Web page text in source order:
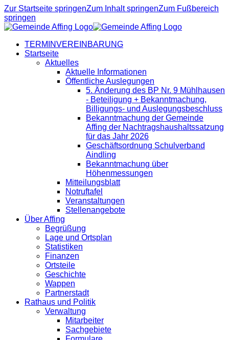
Zur Startseite springenZum Inhalt springenZum Fußbereich
springen
TERMINVEREINBARUNG
Startseite
Aktuelles
Aktuelle Informationen
Öffentliche Auslegungen
5. Änderung des BP Nr. 9 Mühlhausen
- Beteiligung + Bekanntmachung,
Billigungs- und Auslegungsbeschluss
Bekanntmachung der Gemeinde
Affing der Nachtragshaushaltssatzung
für das Jahr 2026
Geschäftsordnung Schulverband
Aindling
Bekanntmachung über
Höhenmessungen
Mitteilungsblatt
Notruftafel
Veranstaltungen
Stellenangebote
Über Affing
Begrüßung
Lage und Ortsplan
Statistiken
Finanzen
Ortsteile
Geschichte
Wappen
Partnerstadt
Rathaus und Politik
Verwaltung
Mitarbeiter
Sachgebiete